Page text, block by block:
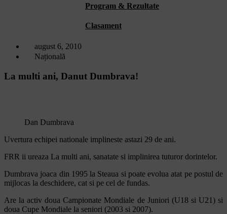
Program & Rezultate
Clasament
august 6, 2010
Națională
La multi ani, Danut Dumbrava!
Dan Dumbrava
Uvertura echipei nationale implineste astazi 29 de ani.
FRR ii ureaza La multi ani, sanatate si implinirea tuturor dorintelor.
Dumbrava joaca din 1995 la Steaua si poate evolua atat pe postul de
mijlocas la deschidere, cat si pe cel de fundas.
Are la activ doua Campionate Mondiale de Juniori (U18 si U21) si
doua Cupe Mondiale la seniori (2003 si 2007).